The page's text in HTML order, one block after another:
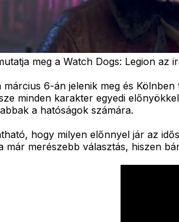
meg a Watch Dogs: Legion az
március 6-án jelenik meg és
minden karakter egyedi
a hatóságok számára.
hogy milyen előnnyel jár az
már merészebb választás, hiszen